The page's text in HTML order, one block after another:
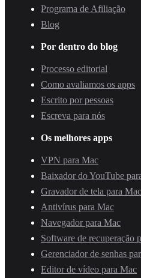
Programa de Afiliação
Blog
Por dentro do blog
Processo editorial
Como avaliamos os apps
Escrito por pessoas
Escreva para nós
Os melhores apps
VPN para Mac
Baixador do YouTube
Gravador de tela para Mac
Antivírus para Mac
Navegador para Mac
Software de recuperação
Gerenciador de senhas
Editor de vídeo para Mac